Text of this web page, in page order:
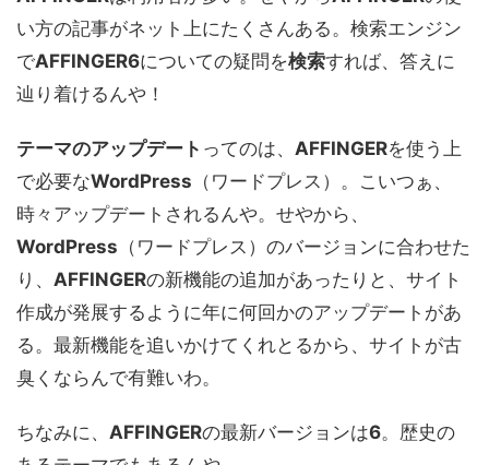
い方の記事がネット上にたくさんある。検索エンジン
でAFFINGER6についての疑問を検索すれば、答えに
辿り着けるんや！
テーマのアップデート ってのは、 AFFINGERを使う上
で必要なWordPress （ワードプレス）。こいつぁ、
時々アップデートされるんや。せやから、
WordPress （ワードプレス）のバージョンに合わせた
り、 AFFINGERの新機能の追加があったりと、サイト
作成が発展するように年に何回かのアップデートがあ
る。最新機能を追いかけてくれとるから、サイトが古
臭くならんで有難いわ。
ちなみに、 AFFINGERの最新バージョンは6。歴史の